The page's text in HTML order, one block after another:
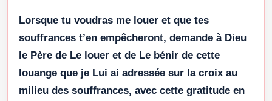
Lorsque tu voudras me louer et que tes
souffrances t’en empêcheront, demande à Dieu
le Père de Le louer et de Le bénir de cette
louange que je Lui ai adressée sur la croix au
milieu des souffrances, avec cette gratitude en